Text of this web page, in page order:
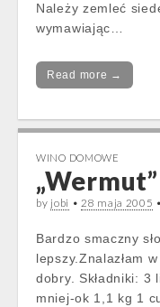
Należy zemleć
wymawiając…
Read more →
WINO DOMOWE
by jobi •28 maja 2005 •
Bardzo smaczny
lepszy.Znalazłam
dobry. Składniki: 3
mniej-ok 1,1 kg 1